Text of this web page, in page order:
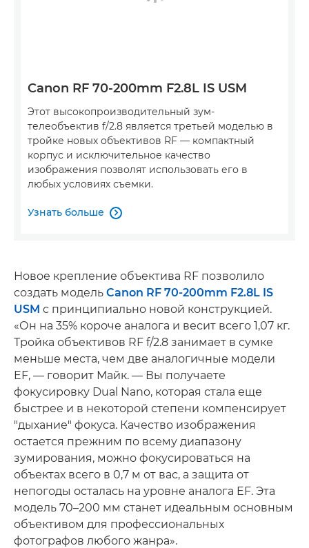
Canon RF 70-200mm F2.8L IS USM
Этот высокопроизводительный зум-
телеобъектив f/2.8 является третьей моделью в
тройке новых объективов RF — компактный
корпус и исключительное качество
изображения позволят использовать его в
любых условиях съемки.
Узнать больше 
Новое крепление объектива RF позволило
создать модель Canon RF 70-200mm F2.8L IS
USM с принципиально новой конструкцией.
«Он на 35% короче аналога и весит всего 1,07 кг.
Тройка объективов RF f/2.8 занимает в сумке
меньше места, чем две аналогичные модели
EF, — говорит Майк. — Вы получаете
фокусировку Dual Nano, которая стала еще
быстрее и в некоторой степени компенсирует
"дыхание" фокуса. Качество изображения
остается прежним по всему диапазону
зумирования, можно фокусироваться на
объектах всего в 0,7 м от вас, а защита от
непогоды осталась на уровне аналога EF. Эта
модель 70–200 мм станет идеальным основным
объективом для профессиональных
фотографов любого жанра».